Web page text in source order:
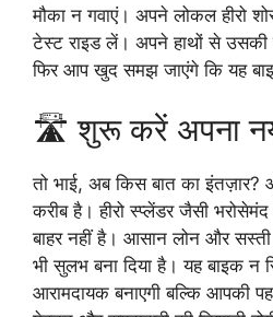
मौका न गवाएं। अपने लोकल हीरो
टेस्ट राइड लें। अपने हाथों से उसकी
फिर आप खुद समझ जाएंगे कि यह
🛣️ शुरू करें अपना
तो भाई, अब किस बात का
करीब है। हीरो स्प्लेंडर जैसी
बाहर नहीं है। आसान लोन और
भी सुलभ बना दिया है। यह बाइक न
आरामदायक बनाएगी बल्कि आपकी